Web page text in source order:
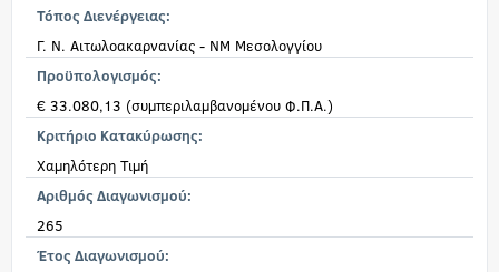
Τόπος Διενέργειας:
Γ. Ν. Αιτωλοακαρνανίας - ΝΜ Μεσολογγίου
Προϋπολογισμός:
€ 33.080,13 (συμπεριλαμβανομένου Φ.Π.Α.)
Κριτήριο Κατακύρωσης:
Χαμηλότερη Τιμή
Αριθμός Διαγωνισμού:
265
Έτος Διαγωνισμού: